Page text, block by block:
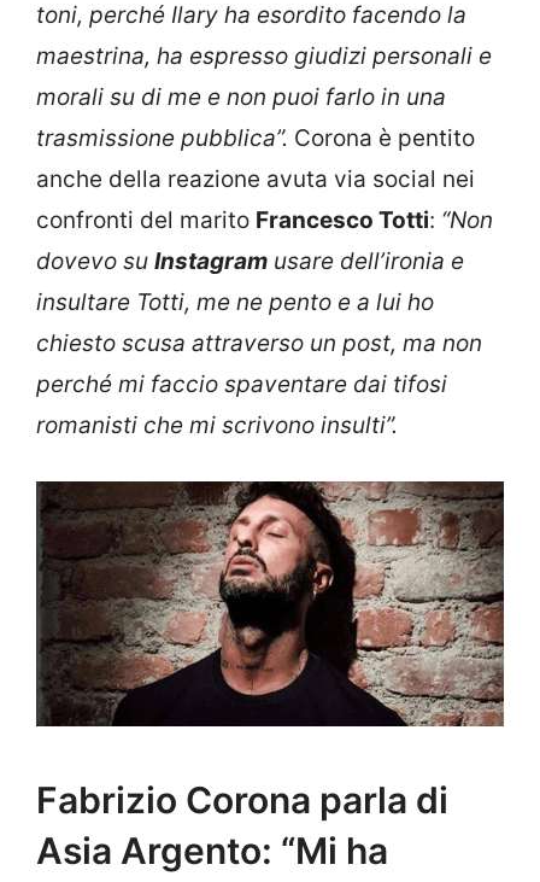
toni, perché Ilary ha esordito facendo la
maestrina, ha espresso giudizi personali e
morali su di me e non puoi farlo in una
trasmissione pubblica”. Corona è pentito
anche della reazione avuta via social nei
confronti del marito Francesco Totti: “Non
dovevo su Instagram usare dell’ironia e
insultare Totti, me ne pento e a lui ho
chiesto scusa attraverso un post, ma non
perché mi faccio spaventare dai tifosi
romanisti che mi scrivono insulti”.
Fabrizio Corona parla di
Asia Argento: “Mi ha